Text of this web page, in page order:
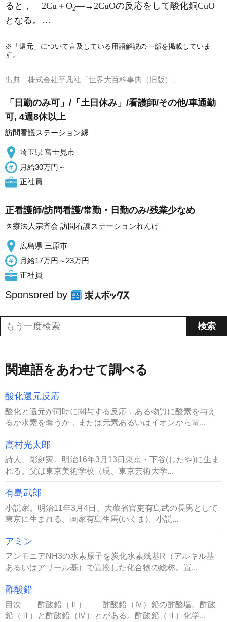
ると， 2Cu＋O2―→2CuOの反応をして酸化銅CuO
となる。…
※「還元」について言及している用語解説の一部を掲載していま
す。
出典｜ 株式会社平凡社「世界大百科事典（旧版）」
「日勤のみ可」/「土日休み」/看護師/その他/車通勤
可, 4週8休以上
訪問看護ステーション縁
埼玉県 富士見市
月給30万円～
正社員
正看護師/訪問看護/常勤・日勤のみ/残業少なめ
医療法人宗斉会 訪問看護ステーションれんげ
広島県 三原市
月給17万円～23万円
正社員
Sponsored by
関連語をあわせて調べる
酸化還元反応
酸化と還元が同時に関与する反応．ある物質に酸素を与え
るか水素を奪うか，または元素あるいはイオンから電...
高村光太郎
詩人、彫刻家。明治16年3月13日東京・下谷(したや)に生ま
れる。父は東京美術学校（現、東京芸術大学...
有島武郎
小説家。明治11年3月4日、大蔵省官吏有島武の長男として
東京に生まれる。画家有島生馬(いくま)、小説...
アミン
アンモニアNH3の水素原子を炭化水素残基R（アルキル基
あるいはアリール基）で置換した化合物の総称。置...
酢酸鉛
目次 酢酸鉛（Ⅱ） 酢酸鉛（Ⅳ）鉛の酢酸塩。酢酸
鉛（Ⅱ）と酢酸鉛（Ⅳ）とがある。酢酸鉛（Ⅱ）化学...